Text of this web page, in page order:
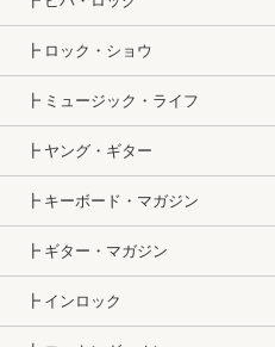
┣ ロック・ショウ
┣ ミュージック・ライフ
┣ ヤング・ギター
┣ キーボード・マガジン
┣ ギター・マガジン
┣ インロック